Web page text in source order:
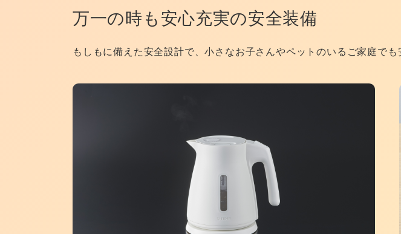
万一の時も安心充実の安全装備
もしもに備えた安全設計で、小さなお子さんやペットのいるご家庭でも